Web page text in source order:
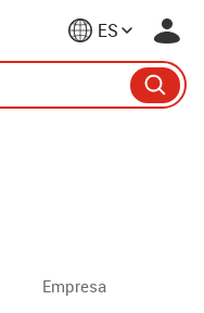
ES
Empresa